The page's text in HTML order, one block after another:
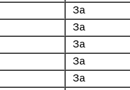
За
За
За
За
За